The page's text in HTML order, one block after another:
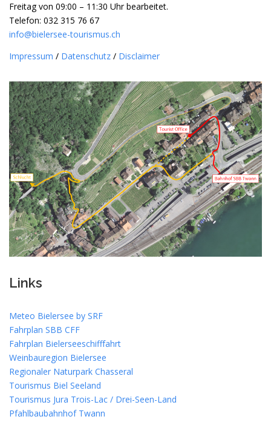
Freitag von 09:00 – 11:30 Uhr bearbeitet.
Telefon: 032 315 76 67
info@bielersee-tourismus.ch
Impressum / Datenschutz / Disclaimer
Links
Meteo Bielersee by SRF
Fahrplan SBB CFF
Fahrplan Bielerseeschifffahrt
Weinbauregion Bielersee
Regionaler Naturpark Chasseral
Tourismus Biel Seeland
Tourismus Jura Trois-Lac / Drei-Seen-Land
Pfahlbaubahnhof Twann